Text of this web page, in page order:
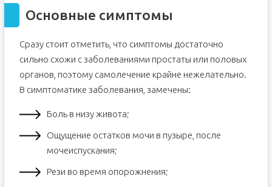
Основные симптомы
Сразу стоит отметить, что симптомы достаточно
сильно схожи с заболеваниями простаты или половых
органов, поэтому самолечение крайне нежелательно.
В симптоматике заболевания, замечены:
Боль в низу живота;
Ощущение остатков мочи в пузыре, после
мочеиспускания;
Рези во время опорожнения;